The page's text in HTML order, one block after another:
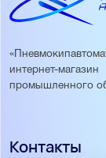
интернет-магазин
промышленного
Контакты